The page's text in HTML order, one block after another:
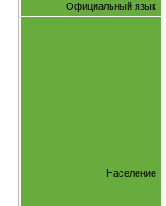
Официальный язык
Население